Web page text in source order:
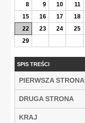
8
9 10 11
15
16 17 18
22
23 24 25
29
SPIS TREŚCI
PIERWSZA STRONA
DRUGA STRONA
KRAJ